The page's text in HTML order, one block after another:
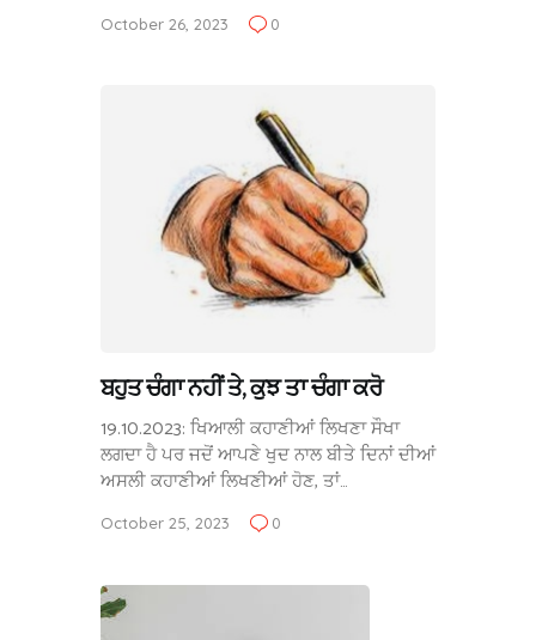
October 26, 2023 0
ਬਹੁਤ ਚੰਗਾ ਨਹੀਂ ਤੇ, ਕੁਝ ਤਾ ਚੰਗਾ ਕਰੋ
19.10.2023: ਖਿਆਲੀ ਕਹਾਣੀਆਂ ਲਿਖਣਾ ਸੌਖਾ
ਲਗਦਾ ਹੈ ਪਰ ਜਦੋਂ ਆਪਣੇ ਖੁਦ ਨਾਲ ਬੀਤੇ ਦਿਨਾਂ ਦੀਆਂ
ਅਸਲੀ ਕਹਾਣੀਆਂ ਲਿਖਣੀਆਂ ਹੋਣ, ਤਾਂ…
October 25, 2023 0